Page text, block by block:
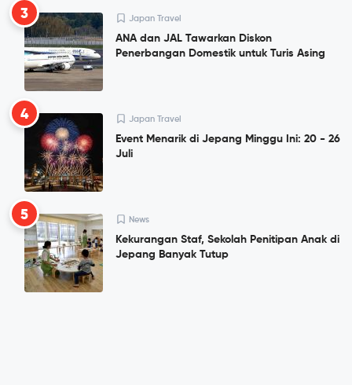
3 Japan Travel
ANA dan JAL Tawarkan Diskon
Penerbangan Domestik untuk Turis Asing
4 Japan Travel
Event Menarik di Jepang Minggu Ini: 20 - 26
Juli
5 News
Kekurangan Staf, Sekolah Penitipan Anak di
Jepang Banyak Tutup